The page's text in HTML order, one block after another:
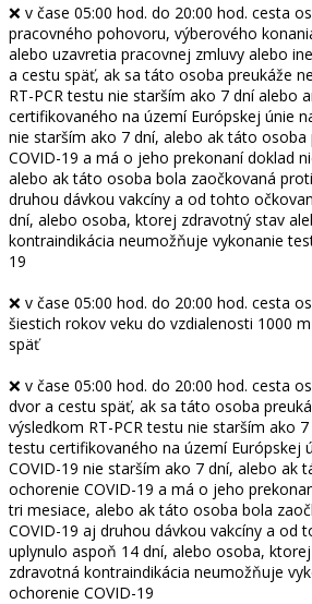
❌ v čase 05:00 hod. do 20:00 hod. cesta
pracovného pohovoru, výberového
alebo uzavretia pracovnej zmluvy alebo
a cestu späť, ak sa táto osoba preukáže
RT-PCR testu nie starším ako 7 dní alebo
certifikovaného na území Európskej únie
nie starším ako 7 dní, alebo ak táto osoba
COVID-19 a má o jeho prekonaní doklad
alebo ak táto osoba bola zaočkovaná
druhou dávkou vakcíny a od tohto
dní, alebo osoba, ktorej zdravotný stav
kontraindikácia neumožňuje vykonanie
19
❌ v čase 05:00 hod. do 20:00 hod. cesta
šiestich rokov veku do vzdialenosti 1000
späť
❌ v čase 05:00 hod. do 20:00 hod. cesta
dvor a cestu späť, ak sa táto osoba
výsledkom RT-PCR testu nie starším ako
testu certifikovaného na území Európskej
COVID-19 nie starším ako 7 dní, alebo ak
ochorenie COVID-19 a má o jeho
tri mesiace, alebo ak táto osoba bola
COVID-19 aj druhou dávkou vakcíny a od
uplynulo aspoň 14 dní, alebo osoba,
zdravotná kontraindikácia neumožňuje
ochorenie COVID-19